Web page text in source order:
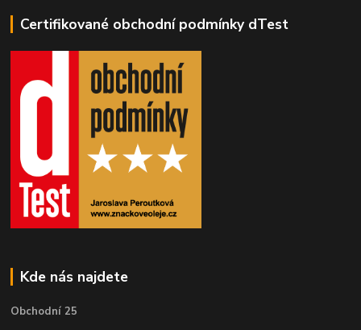
Certifikované obchodní podmínky dTest
Kde nás najdete
Obchodní 25